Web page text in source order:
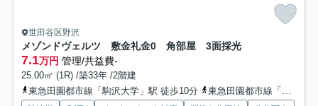
世田谷区野沢
メゾンドヴェルツ 敷金礼金0 角部屋 3面採光
7.1万円 管理/共益費-
25.00㎡ (1R) /築33年 /2階建
東急田園都市線「駒沢大学」駅 徒歩10分
東急田園都市線「三軒茶屋」駅 徒歩15分